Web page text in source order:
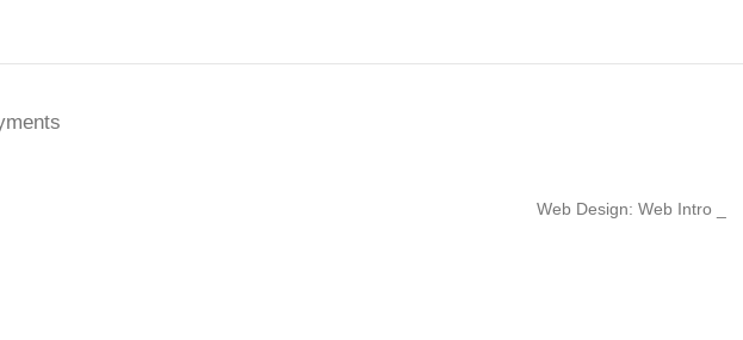
Web Design: Web Intro _